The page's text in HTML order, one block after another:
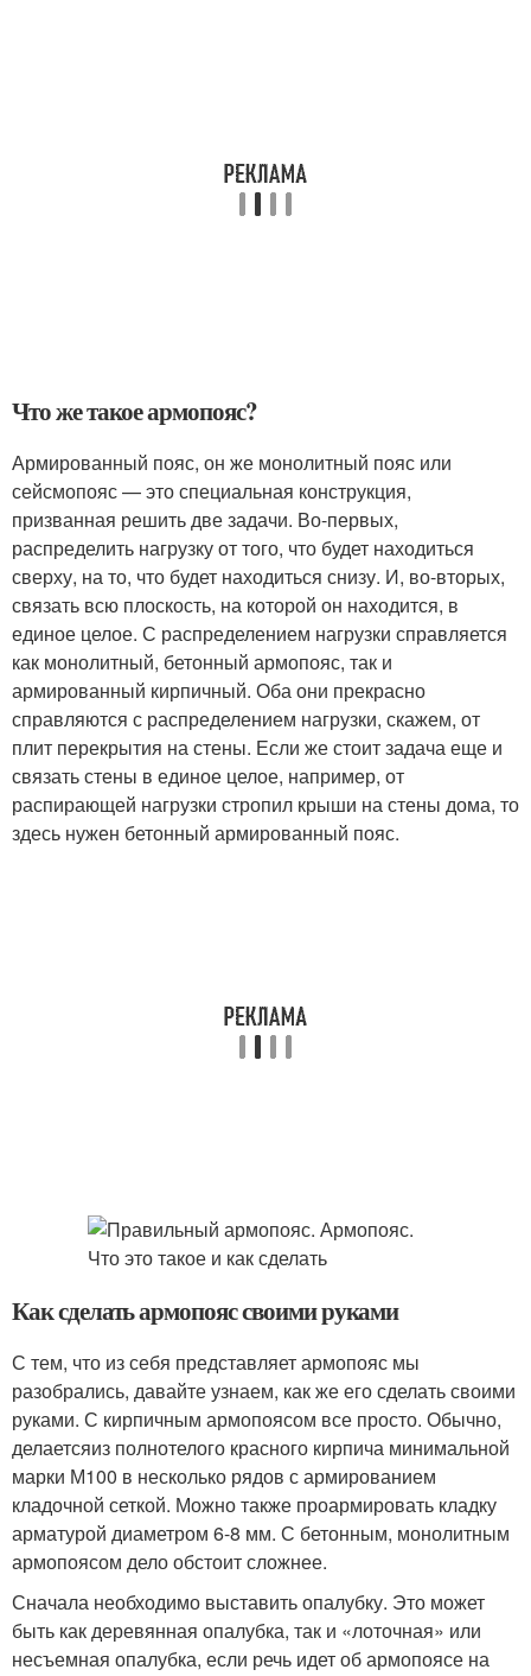
Что же такое армопояс?
Армированный пояс, он же монолитный пояс или
сейсмопояс — это специальная конструкция,
призванная решить две задачи. Во-первых,
распределить нагрузку от того, что будет находиться
сверху, на то, что будет находиться снизу. И, во-вторых,
связать всю плоскость, на которой он находится, в
единое целое. С распределением нагрузки справляется
как монолитный, бетонный армопояс, так и
армированный кирпичный. Оба они прекрасно
справляются с распределением нагрузки, скажем, от
плит перекрытия на стены. Если же стоит задача еще и
связать стены в единое целое, например, от
распирающей нагрузки стропил крыши на стены дома, то
здесь нужен бетонный армированный пояс.
Как сделать армопояс своими руками
С тем, что из себя представляет армопояс мы
разобрались, давайте узнаем, как же его сделать своими
руками. С кирпичным армопоясом все просто. Обычно,
делаетсяиз полнотелого красного кирпича минимальной
марки М100 в несколько рядов с армированием
кладочной сеткой. Можно также проармировать кладку
арматурой диаметром 6-8 мм. С бетонным, монолитным
армопоясом дело обстоит сложнее.
Сначала необходимо выставить опалубку. Это может
быть как деревянная опалубка, так и «лоточная» или
несъемная опалубка, если речь идет об армопоясе на